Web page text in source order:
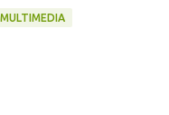
MULTIMEDIA